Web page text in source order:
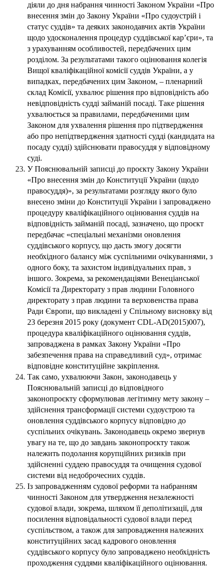
діяли до дня набрання чинності Законом України «Про
внесення змін до Закону України «Про судоустрій і
статус суддів» та деяких законодавчих актів України
щодо удосконалення процедур суддівської кар’єри», та
з урахуванням особливостей, передбачених цим
розділом. За результатами такого оцінювання колегія
Вищої кваліфікаційної комісії суддів України, а у
випадках, передбачених цим Законом, – пленарний
склад Комісії, ухвалює рішення про відповідність або
невідповідність судді займаній посаді. Таке рішення
ухвалюється за правилами, передбаченими цим
Законом для ухвалення рішення про підтвердження
або про непідтвердження здатності судді (кандидата на
посаду судді) здійснювати правосуддя у відповідному
суді.
У Пояснювальній записці до проєкту Закону України
«Про внесення змін до Конституції України (щодо
правосуддя)», за результатами розгляду якого було
внесено зміни до Конституції України і запроваджено
процедуру кваліфікаційного оцінювання суддів на
відповідність займаній посаді, зазначено, що проєкт
передбачає «спеціальні механізми оновлення
суддівського корпусу, що дасть змогу досягти
необхідного балансу між суспільними очікуваннями, з
одного боку, та захистом індивідуальних прав, з
іншого. Зокрема, за рекомендаціями Венеціанської
Комісії та Директорату з прав людини Головного
директорату з прав людини та верховенства права
Ради Європи, що викладені у Спільному висновку від
23 березня 2015 року (документ CDL-AD(2015)007),
процедура кваліфікаційного оцінювання суддів,
запроваджена в рамках Закону України «Про
забезпечення права на справедливий суд», отримає
відповідне конституційне закріплення.
Так само, ухвалюючи Закон, законодавець у
Пояснювальній записці до відповідного
законопроєкту сформулював легітимну мету закону –
здійснення трансформації системи судоустрою та
оновлення суддівського корпусу відповідно до
суспільних очікувань. Законодавець окремо звернув
увагу на те, що до завдань законопроєкту також
належить подолання корупційних ризиків при
здійсненні суддею правосуддя та очищення судової
системи від недоброчесних суддів.
Із запровадженням судової реформи та набранням
чинності Законом для утвердження незалежності
судової влади, зокрема, шляхом її деполітизації, для
посилення відповідальності судової влади перед
суспільством, а також для запровадження належних
конституційних засад кадрового оновлення
суддівського корпусу було запроваджено необхідність
проходження суддями кваліфікаційного оцінювання.